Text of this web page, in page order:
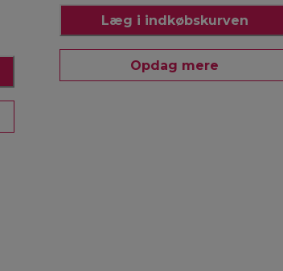
Læg i indkøbskurven
Opdag mere